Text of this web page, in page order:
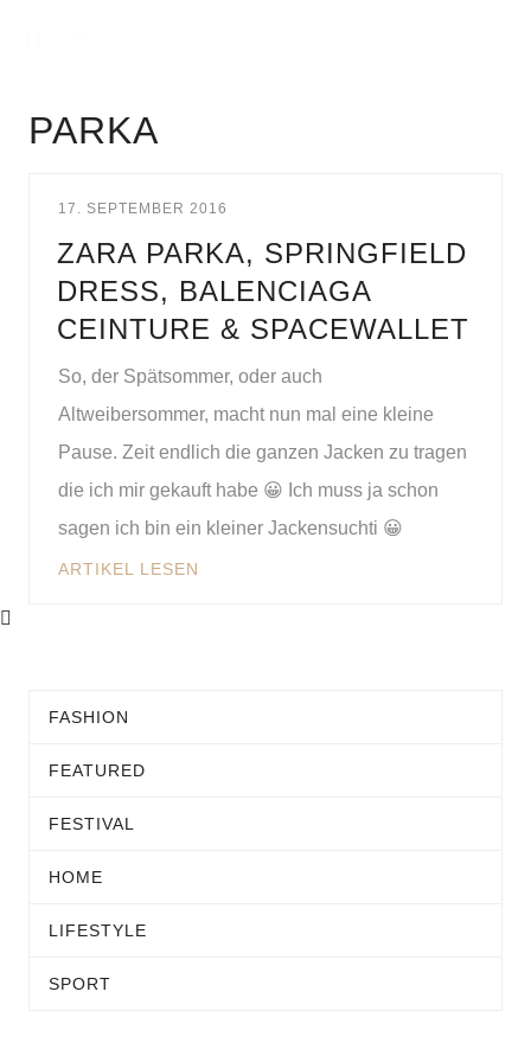
PARKA
17. SEPTEMBER 2016
ZARA PARKA, SPRINGFIELD
DRESS, BALENCIAGA
CEINTURE & SPACEWALLET
So, der Spätsommer, oder auch
Altweibersommer, macht nun mal eine kleine
Pause. Zeit endlich die ganzen Jacken zu tragen
die ich mir gekauft habe 😀 Ich muss ja schon
sagen ich bin ein kleiner Jackensuchti 😀
ARTIKEL LESEN
FASHION
FEATURED
FESTIVAL
HOME
LIFESTYLE
SPORT